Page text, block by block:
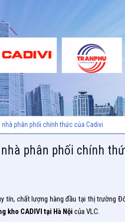
phân phối chính thức của Cadivi
phân phối chính
tín, chất lượng hàng đầu tại thị trường
kho CADIVI tại Hà Nội của VLC.